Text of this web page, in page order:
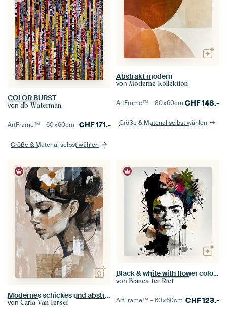
COLOR BURST
von db Waterman
ArtFrame™ –60×60cm CHF171.-
Größe & Material selbst wählen
Abstrakt modern
von Moderne Kollektion
ArtFrame™ –80×60cm CHF148.-
Größe & Material selbst wählen
Modernes schickes und abstraktes Porträt in Erdtönen
von Carla Van Iersel
Black & white with flower colour splash
von Bianca ter Riet
ArtFrame™ –60×60cm CHF123.-